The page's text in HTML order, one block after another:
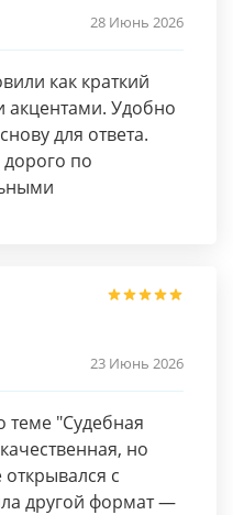
28 Июнь 2026
как краткий
акцентами. Удобно
для ответа.
по
23 Июнь 2026
"Судебная
но
с
другой формат —